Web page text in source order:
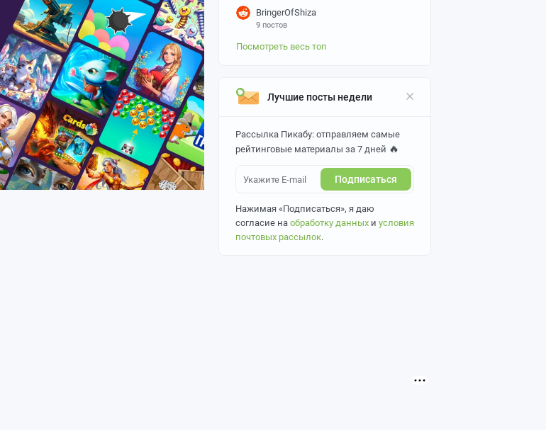
BringerOfShiza
9 постов
Посмотреть весь топ
Лучшие посты недели
Рассылка Пикабу: отправляем самые
рейтинговые материалы за 7 дней 🔥
Подписаться
Нажимая «Подписаться», я даю
согласие на обработку данных и условия
почтовых рассылок.